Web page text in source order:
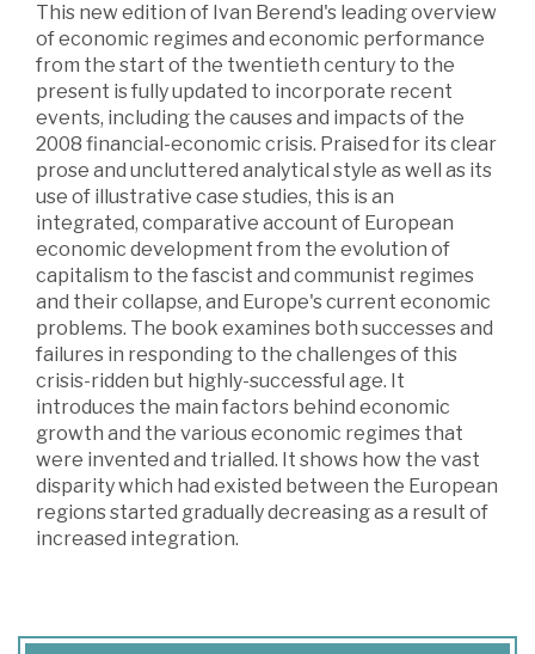
This new edition of Ivan Berend's leading overview
of economic regimes and economic performance
from the start of the twentieth century to the
present is fully updated to incorporate recent
events, including the causes and impacts of the
2008 financial-economic crisis. Praised for its clear
prose and uncluttered analytical style as well as its
use of illustrative case studies, this is an
integrated, comparative account of European
economic development from the evolution of
capitalism to the fascist and communist regimes
and their collapse, and Europe's current economic
problems. The book examines both successes and
failures in responding to the challenges of this
crisis-ridden but highly-successful age. It
introduces the main factors behind economic
growth and the various economic regimes that
were invented and trialled. It shows how the vast
disparity which had existed between the European
regions started gradually decreasing as a result of
increased integration.